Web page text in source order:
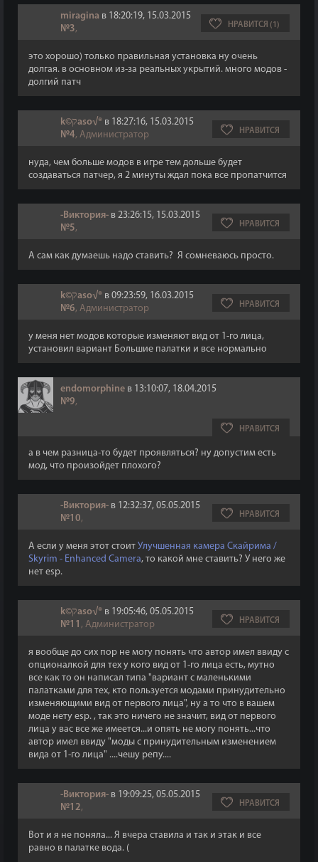
miragina в 18:20:19, 15.03.2015
№3, НРАВИТСЯ (1)
это хорошо) только правильная установка ну очень
долгая. в основном из-за реальных укрытий. много модов -
долгий патч
k©קaso√® в 18:27:16, 15.03.2015
№4, Администратор НРАВИТСЯ
нуда, чем больше модов в игре тем дольше будет
создаваться патчер, я 2 минуты ждал пока все пропатчится
-Виктория- в 23:26:15, 15.03.2015
№5, НРАВИТСЯ
А сам как думаешь надо ставить? Я сомневаюсь просто.
k©קaso√® в 09:23:59, 16.03.2015
№6, Администратор НРАВИТСЯ
у меня нет модов которые изменяют вид от 1-го лица,
установил вариант Большие палатки и все нормально
endomorphine в 13:10:07, 18.04.2015
№9,
НРАВИТСЯ
а в чем разница-то будет проявляться? ну допустим есть
мод, что произойдет плохого?
-Виктория- в 12:32:37, 05.05.2015
№10, НРАВИТСЯ
А если у меня этот стоит Улучшенная камера Скайрима /
Skyrim - Enhanced Camera, то какой мне ставить? У него же
нет esp.
k©קaso√® в 19:05:46, 05.05.2015
№11 , Администратор НРАВИТСЯ
я вообще до сих пор не могу понять что автор имел ввиду с
опционалкой для тех у кого вид от 1-го лица есть, мутно
все как то он написал типа "вариант с маленькими
палатками для тех, кто пользуется модами принудительно
изменяющими вид от первого лица", ну а то что в вашем
моде нету esp. , так это ничего не значит, вид от первого
лица у вас все же имеется...и опять не могу понять...что
автор имел ввиду "моды с принудительным изменением
вида от 1-го лица" ....чешу репу....
-Виктория- в 19:09:25, 05.05.2015
№12, НРАВИТСЯ
Вот и я не поняла... Я вчера ставила и так и этак и все
равно в палатке вода. (